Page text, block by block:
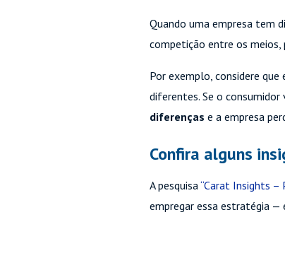
Quando uma empresa tem
competição entre os
Por exemplo, considere
diferentes. Se o
diferenças e a empresa
Confira alguns
A pesquisa“Carat Insights –
empregar essa estratégia —